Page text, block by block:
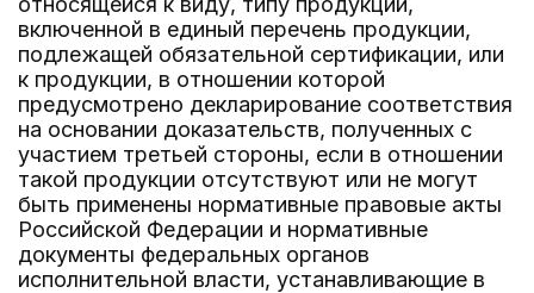
включенной в единый перечень продукции,
подлежащей обязательной сертификации, или
к продукции, в отношении которой
предусмотрено декларирование соответствия
на основании доказательств, полученных с
участием третьей стороны, если в отношении
такой продукции отсутствуют или не могут
быть применены нормативные правовые акты
Российской Федерации и нормативные
документы федеральных органов
исполнительной власти, устанавливающие в